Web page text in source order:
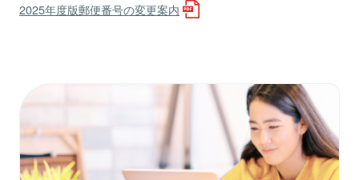
2025年度版郵便番号の変更案内